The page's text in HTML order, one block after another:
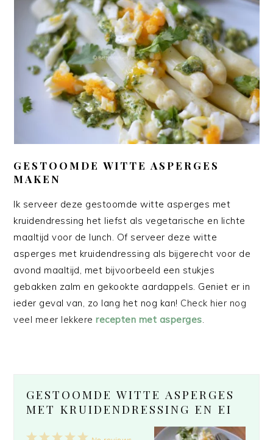
GESTOOMDE WITTE ASPERGES
MAKEN
Ik serveer deze gestoomde witte asperges met
kruidendressing het liefst als vegetarische en lichte
maaltijd voor de lunch. Of serveer deze witte
asperges met kruidendressing als bijgerecht voor de
avond maaltijd, met bijvoorbeeld een stukjes
gebakken zalm en gekookte aardappels. Geniet er in
ieder geval van, zo lang het nog kan! Check hier nog
veel meer lekkererecepten met asperges.
GESTOOMDE WITTE ASPERGES
MET KRUIDENDRESSING EN EI